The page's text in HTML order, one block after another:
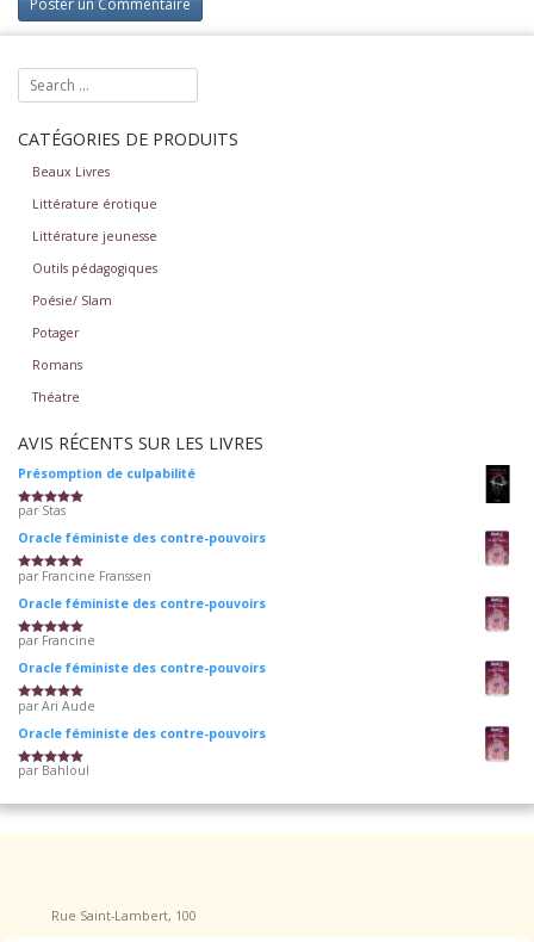
CATÉGORIES DE PRODUITS
Beaux Livres
Littérature érotique
Littérature jeunesse
Outils pédagogiques
Poésie/ Slam
Potager
Romans
Théatre
AVIS RÉCENTS SUR LES LIVRES
Présomption de culpabilité
Note5
par Stas
Oracle féministe des contre-pouvoirs
Note5
par Francine Franssen
Oracle féministe des contre-pouvoirs
Note5
par Francine
Oracle féministe des contre-pouvoirs
Note5
par Ari Aude
Oracle féministe des contre-pouvoirs
Note5
par Bahloul
Rue Saint-Lambert, 100